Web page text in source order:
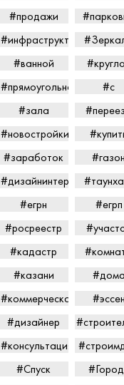
#продажи
#инфраструктура
#ванной
#прямоугольное
#с
#зала
#новостройки
#заработок
#газон
#дизайнинтерьера
#егрн
#егрп
#росреестр
#кадастр
#казани
#дома
#эссен
#дизайнер
#Спуск